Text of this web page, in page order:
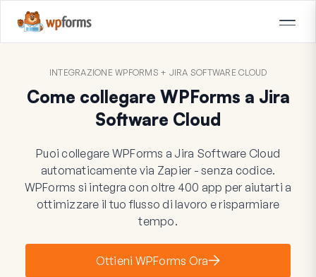
INTEGRAZIONE WPFORMS + JIRA SOFTWARE CLOUD
Come collegare WPForms a Jira
Software Cloud
Puoi collegare WPForms a Jira Software Cloud
automaticamente via Zapier - senza codice.
WPForms si integra con oltre 400 app per aiutarti a
ottimizzare il tuo flusso di lavoro e risparmiare
tempo.
Ottieni WPForms Ora